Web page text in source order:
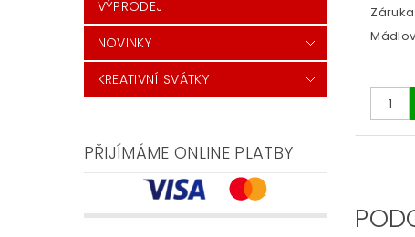
VÝPRODEJ
NOVINKY
KREATIVNÍ SVÁTKY
PŘIJÍMÁME ONLINE PLATBY